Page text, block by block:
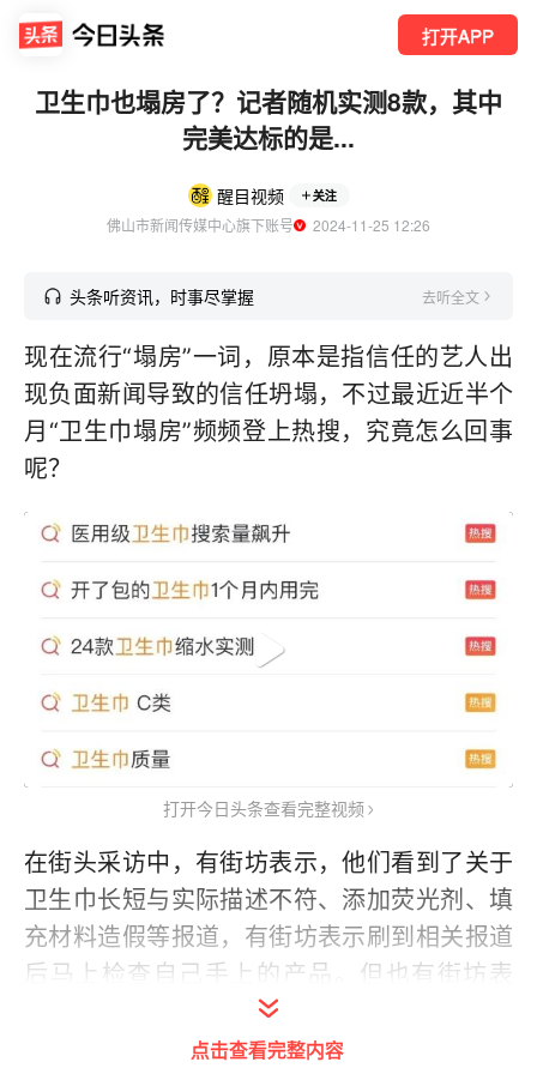
打开APP
卫生巾也塌房了？记者随机实测8款，其中
完美达标的是...
醒目视频 关注
佛山市新闻传媒中心旗下账号
  2024-11-25 12:26
头条听资讯，时事尽掌握 去听全文
现在流行“塌房”一词，原本是指信任的艺人出
现负面新闻导致的信任坍塌，不过最近近半个
月“卫生巾塌房”频频登上热搜，究竟怎么回事
呢？
打开今日头条查看完整视频
在街头采访中，有街坊表示，他们看到了关于
卫生巾长短与实际描述不符、添加荧光剂、填
充材料造假等报道，有街坊表示刷到相关报道
后马上检查自己手上的产品。但也有街坊表
示，虽然有些意外，但不会过分恐慌，相信品
点击查看完整内容